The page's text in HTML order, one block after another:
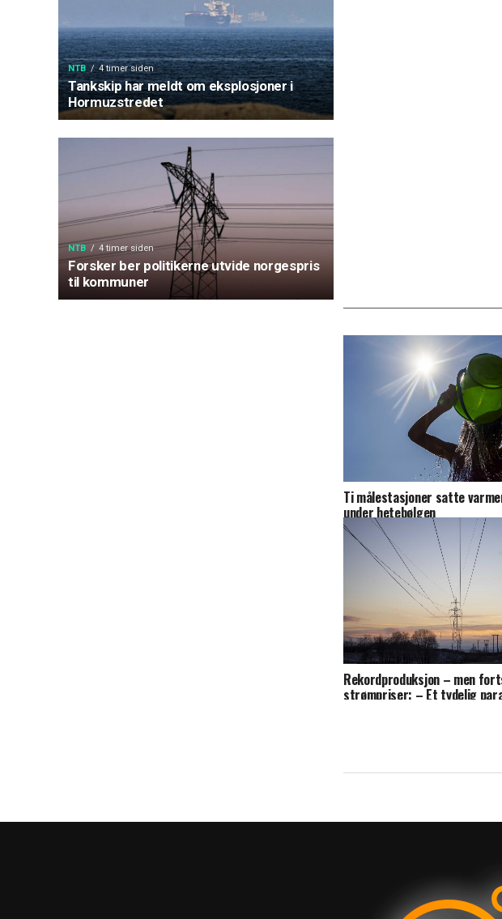
NTB 4 timer siden
Tankskip har meldt om eksplosjoner i
Hormuzstredet
NTB 4 timer siden
Forsker ber politikerne utvide norgespris
til kommuner
Ti målestasjoner satte
under hetebølgen
Rekordproduksjon – men
strømpriser: – Et tydelig